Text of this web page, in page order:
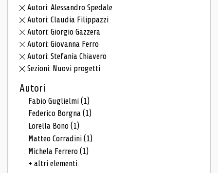
Autori: Alessandro Spedale
Autori: Claudia Filippazzi
Autori: Giorgio Gazzera
Autori: Giovanna Ferro
Autori: Stefania Chiavero
Sezioni: Nuovi progetti
Autori
Fabio Guglielmi(1)
Federico Borgna(1)
Lorella Bono(1)
Matteo Corradini(1)
Michela Ferrero(1)
+ altri elementi